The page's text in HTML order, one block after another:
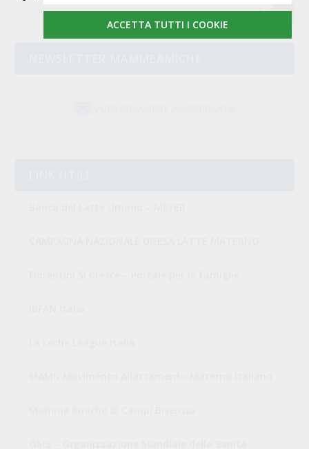
ACCETTA TUTTI I COOKIE